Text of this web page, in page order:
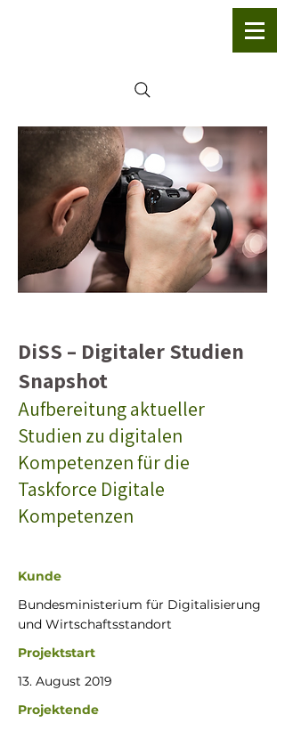
DiSS – Digitaler Studien
Snapshot
Aufbereitung aktueller
Studien zu digitalen
Kompetenzen für die
Taskforce Digitale
Kompetenzen
Kunde
Bundesministerium für Digitalisierung
und Wirtschaftsstandort
Projektstart
13. August 2019
Projektende